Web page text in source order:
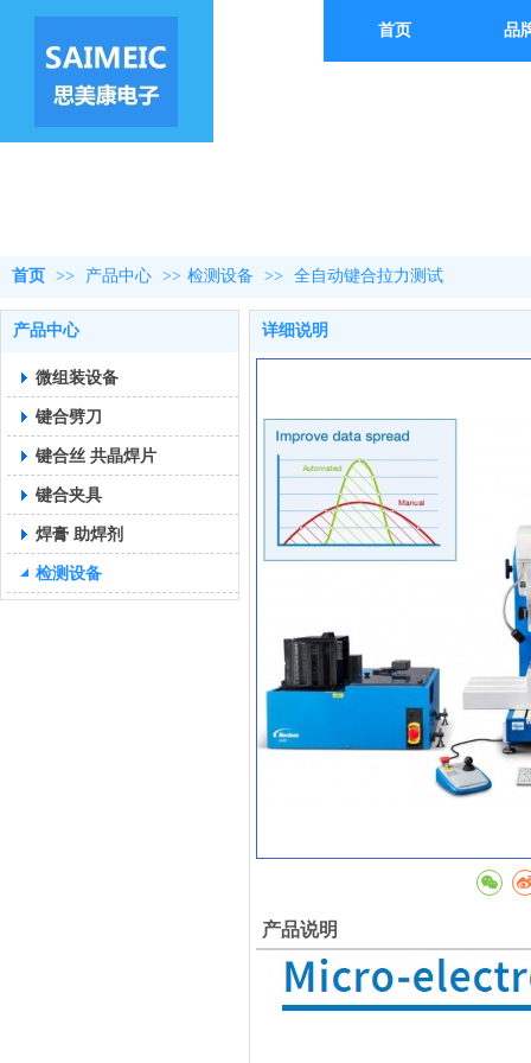
首页 品
首页 >> 产品中心 >> 检测设备 >> 全自动键合拉力测试
产品中心
微组装设备
键合劈刀
键合丝 共晶焊片
键合夹具
焊膏 助焊剂
检测设备
详细说明
产品说明